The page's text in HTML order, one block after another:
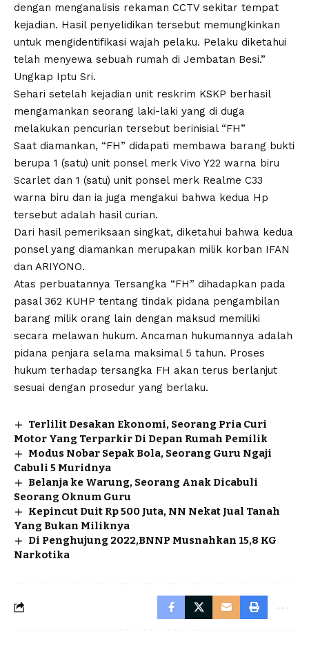
dengan menganalisis rekaman CCTV sekitar tempat
kejadian. Hasil penyelidikan tersebut memungkinkan
untuk mengidentifikasi wajah pelaku. Pelaku diketahui
telah menyewa sebuah rumah di Jembatan Besi.”
Ungkap Iptu Sri.
Sehari setelah kejadian unit reskrim KSKP berhasil
mengamankan seorang laki-laki yang di duga
melakukan pencurian tersebut berinisial “FH”
Saat diamankan, “FH” didapati membawa barang bukti
berupa 1 (satu) unit ponsel merk Vivo Y22 warna biru
Scarlet dan 1 (satu) unit ponsel merk Realme C33
warna biru dan ia juga mengakui bahwa kedua Hp
tersebut adalah hasil curian.
Dari hasil pemeriksaan singkat, diketahui bahwa kedua
ponsel yang diamankan merupakan milik korban IFAN
dan ARIYONO.
Atas perbuatannya Tersangka “FH” dihadapkan pada
pasal 362 KUHP tentang tindak pidana pengambilan
barang milik orang lain dengan maksud memiliki
secara melawan hukum. Ancaman hukumannya adalah
pidana penjara selama maksimal 5 tahun. Proses
hukum terhadap tersangka FH akan terus berlanjut
sesuai dengan prosedur yang berlaku.
Terlilit Desakan Ekonomi, Seorang Pria Curi
Motor Yang Terparkir Di Depan Rumah Pemilik
Modus Nobar Sepak Bola, Seorang Guru Ngaji
Cabuli 5 Muridnya
Belanja ke Warung, Seorang Anak Dicabuli
Seorang Oknum Guru
Kepincut Duit Rp 500 Juta, NN Nekat Jual Tanah
Yang Bukan Miliknya
Di Penghujung 2022,BNNP Musnahkan 15,8 KG
Narkotika